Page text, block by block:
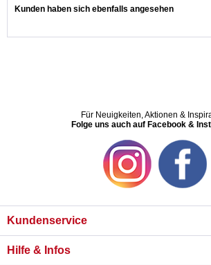
Kunden haben sich ebenfalls angesehen
Für Neuigkeiten, Aktionen &
Folge uns auch auf Facebook &
Kundenservice
Hilfe & Infos